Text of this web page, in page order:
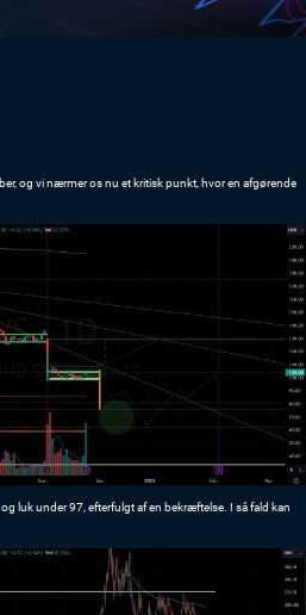
og vi nærmer os nu et kritisk punkt, hvor en afgørende
luk under 97, efterfulgt af en bekræftelse. I så fald kan